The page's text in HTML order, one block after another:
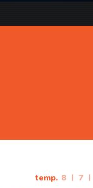
temp. 8 | 7 |